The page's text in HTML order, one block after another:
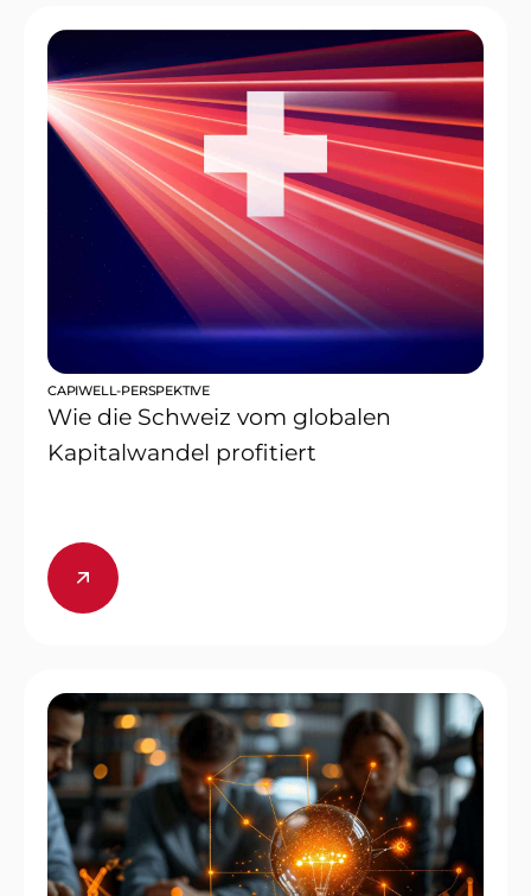
CAPIWELL-PERSPEKTIVE
Wie die Schweiz vom globalen
Kapitalwandel profitiert